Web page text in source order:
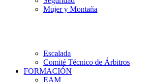
Mujer y Montaña
Escalada
Comité Técnico de Árbitros
FORMACIÓN
EAM